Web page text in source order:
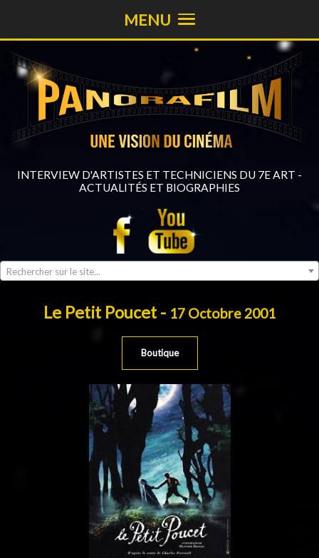
INTERVIEW D'ARTISTES ET TECHNICIENS DU 7E ART -
ACTUALITÉS ET BIOGRAPHIES
Rechercher sur le site...
MENU
Le Petit Poucet - 17 Octobre 2001
Boutique